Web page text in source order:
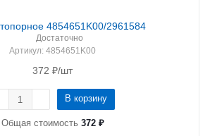
4854651K00/2961584
Достаточно
Артикул: 4854651K00
372 ₽/шт
В корзину
Общая стоимость 372 ₽